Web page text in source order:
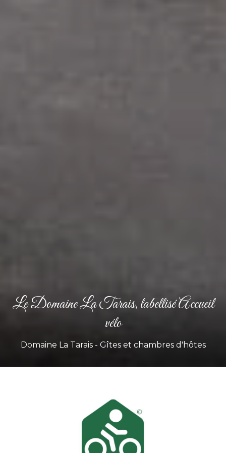
Le Domaine La Tarais, labellisé Accueil
vélo
Domaine La Tarais - Gîtes et chambres d'hôtes